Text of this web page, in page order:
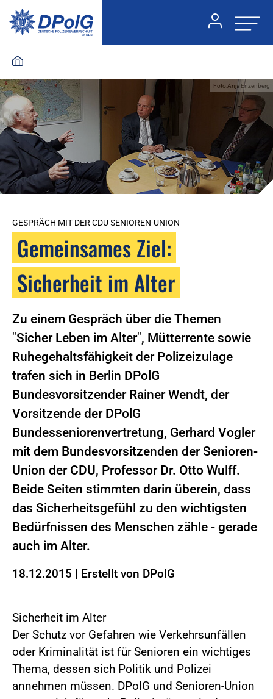
Foto:Anja Enzenberg
GESPRÄCH MIT DER CDU SENIOREN-UNION
Gemeinsames Ziel:
Sicherheit im Alter
Zu einem Gespräch über die Themen
"Sicher Leben im Alter", Mütterrente sowie
Ruhegehaltsfähigkeit der Polizeizulage
trafen sich in Berlin DPolG
Bundesvorsitzender Rainer Wendt, der
Vorsitzende der DPolG
Bundesseniorenvertretung, Gerhard Vogler
mit dem Bundesvorsitzenden der Senioren-
Union der CDU, Professor Dr. Otto Wulff.
Beide Seiten stimmten darin überein, dass
das Sicherheitsgefühl zu den wichtigsten
Bedürfnissen des Menschen zähle - gerade
auch im Alter.
18.12.2015 | Erstellt von DPolG
Sicherheit im Alter
Der Schutz vor Gefahren wie Verkehrsunfällen
oder Kriminalität ist für Senioren ein wichtiges
Thema, dessen sich Politik und Polizei
annehmen müssen. DPolG und Senioren-Union